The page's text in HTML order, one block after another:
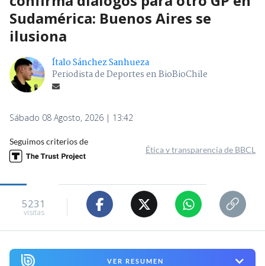
Sudamérica: Buenos Aires se
ilusiona
Ítalo Sánchez Sanhueza
Periodista de Deportes en BioBioChile
Sábado 08 Agosto, 2026 | 13:42
Seguimos criterios de
Ética y transparencia de BBCL
5231
visitas
VER RESUMEN